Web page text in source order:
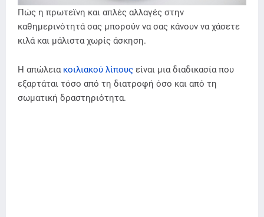
Πώς η πρωτεϊνη και απλές αλλαγές στην
καθημερινότητά σας μπορούν να σας κάνουν να χάσετε
κιλά και μάλιστα χωρίς άσκηση.
Η απώλειακοιλιακού λίπους είναι μια διαδικασία που
εξαρτάται τόσο από τη διατροφή όσο και από τη
σωματική δραστηριότητα.